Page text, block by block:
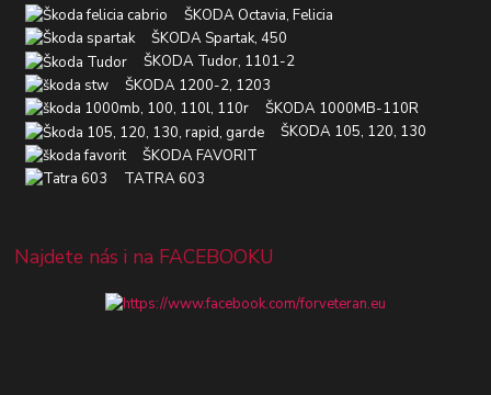
ŠKODA Octavia, Felicia
ŠKODA Spartak, 450
ŠKODA Tudor, 1101-2
ŠKODA 1200-2, 1203
ŠKODA 1000MB-110R
ŠKODA 105, 120, 130
ŠKODA FAVORIT
TATRA 603
Najdete nás i na FACEBOOKU